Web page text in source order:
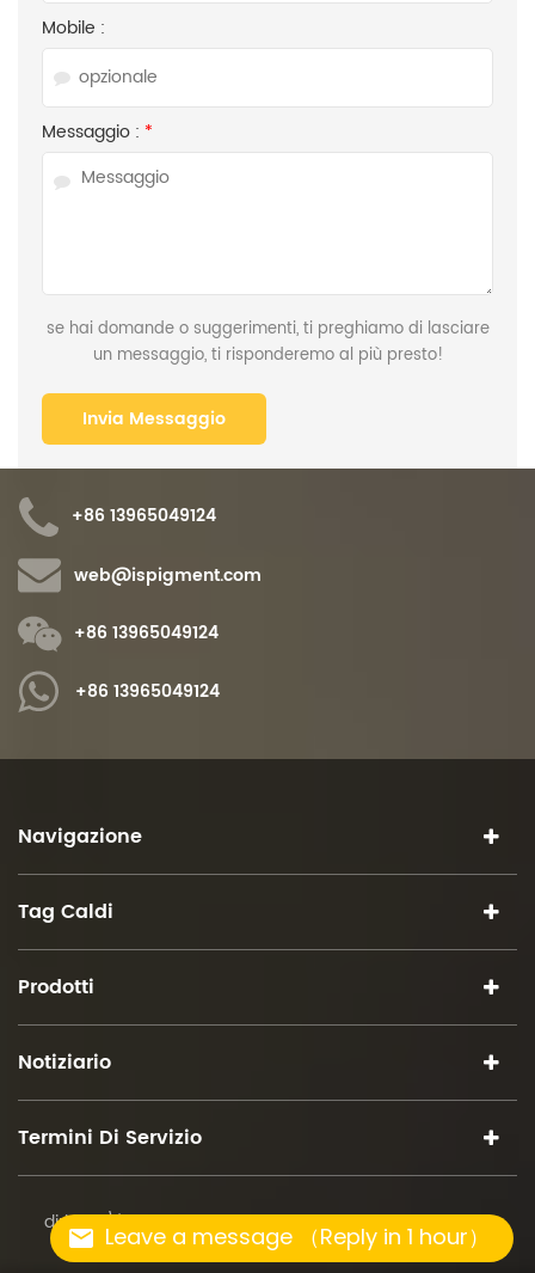
Leave a message （Reply in 1 hour）
Mobile :
Messaggio : *
se hai domande o suggerimenti, ti preghiamo di lasciare
un messaggio, ti risponderemo al più presto!
+86 13965049124
web@ispigment.com
+86 13965049124
+86 13965049124
Navigazione
Tag Caldi
Prodotti
Notiziario
Termini Di Servizio
diritto d\'autore © 2026 iSuoChem.tutti i diritti riservati.